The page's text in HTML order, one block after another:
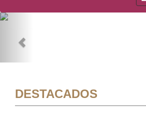
DESTACADOS